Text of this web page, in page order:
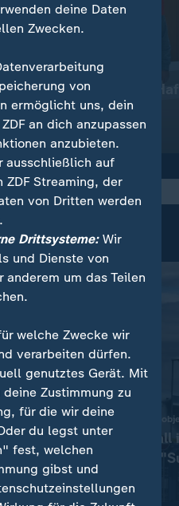
Nachrichten | heute
Lebenslange
Anschlag
Video
veröffentlicht
im
Neue Infos zum
Drohnen-Vorfall
Experte sieht
mit Video
deine Daten
Zwecken.
von
ermöglicht uns, dein
an dich anzupassen
anzubieten.
ausschließlich auf
ZDF Streaming, der
von Dritten werden
Drittsysteme:Wir
und Dienste von
um das Teilen
welche Zwecke wir
verarbeiten dürfen.
genutztes Gerät. Mit
Zustimmung zu
für die wir deine
du legst unter
fest, welchen
gibst und